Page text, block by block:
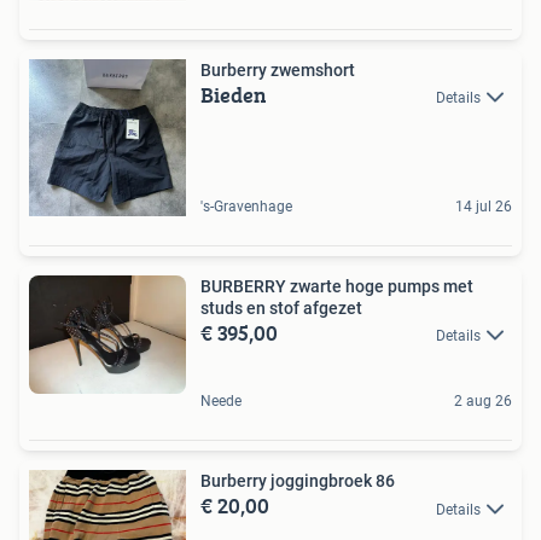
Burberry zwemshort
Bieden Details
's-Gravenhage 14 jul 26
BURBERRY zwarte hoge pumps met
studs en stof afgezet
€ 395,00 Details
Neede 2 aug 26
Burberry joggingbroek 86
€ 20,00 Details